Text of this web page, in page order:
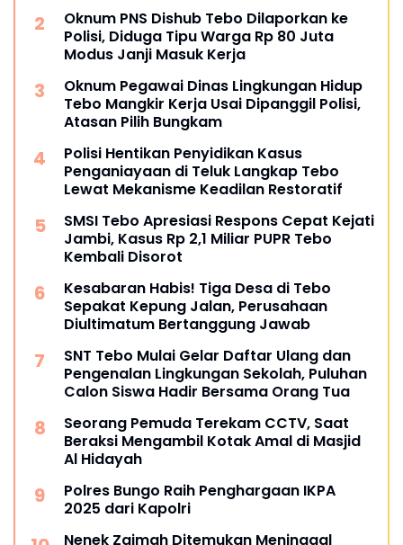
Oknum PNS Dishub Tebo Dilaporkan ke
Polisi, Diduga Tipu Warga Rp 80 Juta
Modus Janji Masuk Kerja
Oknum Pegawai Dinas Lingkungan Hidup
Tebo Mangkir Kerja Usai Dipanggil Polisi,
Atasan Pilih Bungkam
Polisi Hentikan Penyidikan Kasus
Penganiayaan di Teluk Langkap Tebo
Lewat Mekanisme Keadilan Restoratif
SMSI Tebo Apresiasi Respons Cepat Kejati
Jambi, Kasus Rp 2,1 Miliar PUPR Tebo
Kembali Disorot
Kesabaran Habis! Tiga Desa di Tebo
Sepakat Kepung Jalan, Perusahaan
Diultimatum Bertanggung Jawab
SNT Tebo Mulai Gelar Daftar Ulang dan
Pengenalan Lingkungan Sekolah, Puluhan
Calon Siswa Hadir Bersama Orang Tua
Seorang Pemuda Terekam CCTV, Saat
Beraksi Mengambil Kotak Amal di Masjid
Al Hidayah
Polres Bungo Raih Penghargaan IKPA
2025 dari Kapolri
Nenek Zaimah Ditemukan Meninggal